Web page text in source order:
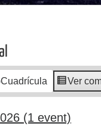
Cuadrícula Ver
(1 event)